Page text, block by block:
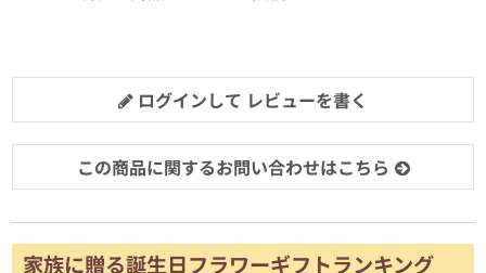
ログインして レビューを書く
この商品に関するお問い合わせはこちら
家族に贈る誕生日フラワーギフトランキング